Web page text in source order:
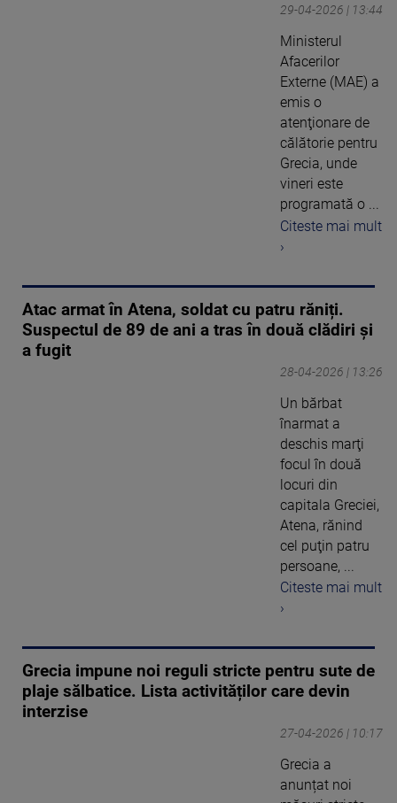
29-04-2026 | 13:44
Ministerul
Afacerilor
Externe (MAE) a
emis o
atenţionare de
călătorie pentru
Grecia, unde
vineri este
programată o ...
Citeste mai mult
›
Atac armat în Atena, soldat cu patru răniți.
Suspectul de 89 de ani a tras în două clădiri și
a fugit
28-04-2026 | 13:26
Un bărbat
înarmat a
deschis marţi
focul în două
locuri din
capitala Greciei,
Atena, rănind
cel puţin patru
persoane, ...
Citeste mai mult
›
Grecia impune noi reguli stricte pentru sute de
plaje sălbatice. Lista activităților care devin
interzise
27-04-2026 | 10:17
Grecia a
anunțat noi